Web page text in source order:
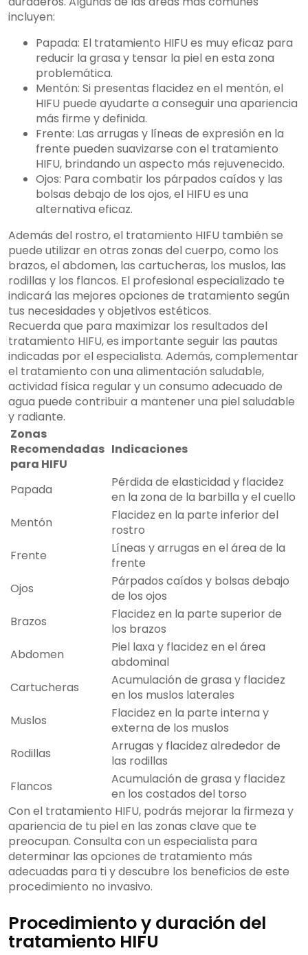
incluyen:
Papada: El tratamiento HIFU es muy eficaz para
reducir la grasa y tensar la piel en esta zona
problemática.
Mentón: Si presentas flacidez en el mentón, el
HIFU puede ayudarte a conseguir una apariencia
más firme y definida.
Frente: Las arrugas y líneas de expresión en la
frente pueden suavizarse con el tratamiento
HIFU, brindando un aspecto más rejuvenecido.
Ojos: Para combatir los párpados caídos y las
bolsas debajo de los ojos, el HIFU es una
alternativa eficaz.
Además del rostro, el tratamiento HIFU también se
puede utilizar en otras zonas del cuerpo, como los
brazos, el abdomen, las cartucheras, los muslos, las
rodillas y los flancos. El profesional especializado te
indicará las mejores opciones de tratamiento según
tus necesidades y objetivos estéticos.
Recuerda que para maximizar los resultados del
tratamiento HIFU, es importante seguir las pautas
indicadas por el especialista. Además, complementar
el tratamiento con una alimentación saludable,
actividad física regular y un consumo adecuado de
agua puede contribuir a mantener una piel saludable
y radiante.
Zonas
Recomendadas
para HIFU
Indicaciones
Papada
Pérdida de elasticidad y flacidez
en la zona de la barbilla y el cuello
Mentón
Flacidez en la parte inferior del
rostro
Frente
Líneas y arrugas en el área de la
frente
Ojos
Párpados caídos y bolsas debajo
de los ojos
Brazos
Flacidez en la parte superior de
los brazos
Abdomen
Piel laxa y flacidez en el área
abdominal
Cartucheras
Acumulación de grasa y flacidez
en los muslos laterales
Muslos
Flacidez en la parte interna y
externa de los muslos
Rodillas
Arrugas y flacidez alrededor de
las rodillas
Flancos
Acumulación de grasa y flacidez
en los costados del torso
Con el tratamiento HIFU, podrás mejorar la firmeza y
apariencia de tu piel en las zonas clave que te
preocupan. Consulta con un especialista para
determinar las opciones de tratamiento más
adecuadas para ti y descubre los beneficios de este
procedimiento no invasivo.
Procedimiento y duración del
tratamiento HIFU